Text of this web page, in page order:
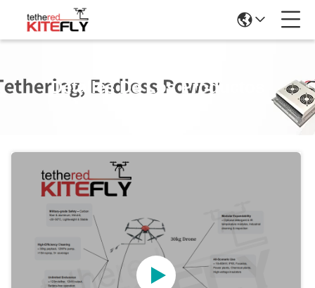
Detalles De Los Productos